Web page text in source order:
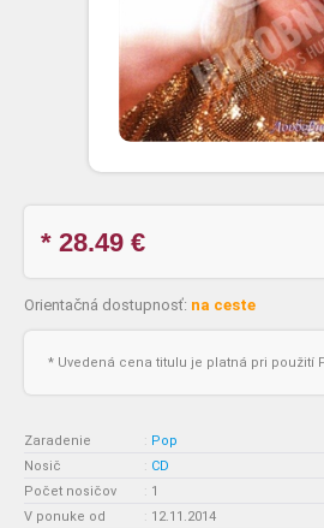
* 28.49 €
Orientačná dostupnosť: na ceste
* Uvedená cena titulu je platná pri použití
Zaradenie : Pop
Nosič
: CD
Počet nosičov
: 1
V ponuke od
: 12.11.2014